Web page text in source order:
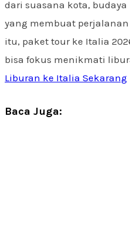
dari suasana kota,
yang membuat perjalanan
itu, paket tour ke Italia
bisa fokus menikmati
Liburan ke Italia Sekarang
Baca Juga: